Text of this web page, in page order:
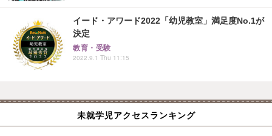
イード・アワード2022「幼児教室」満足度No.1が
決定
教育・受験
2022.9.1 Thu 11:15
未就学児アクセスランキング